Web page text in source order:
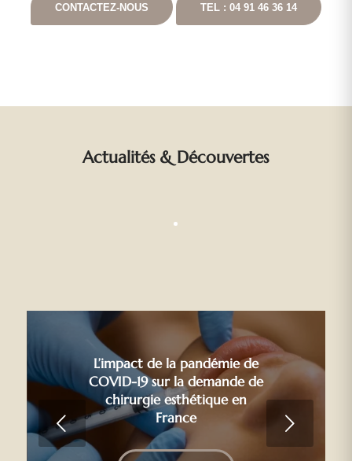
CONTACTEZ-NOUS TEL : 04 91 46 36 14
Actualités & Découvertes
L’impact de la pandémie de
COVID-19 sur la demande de
chirurgie esthétique en
France
Suivant